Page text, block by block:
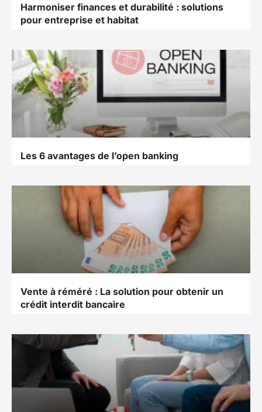
Harmoniser finances et durabilité : solutions
pour entreprise et habitat
Les 6 avantages de l’open banking
Vente à réméré : La solution pour obtenir un
crédit interdit bancaire